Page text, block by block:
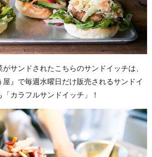
サンドされたこちらのサンドイッチは、
屋』で毎週水曜日だけ販売されるサンドイ
カラフルサンドイッチ」！